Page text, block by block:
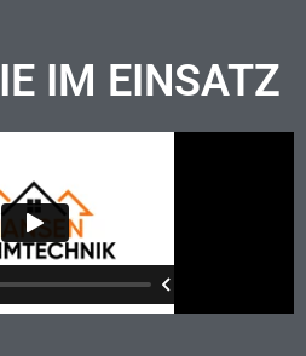
IM EINSATZ